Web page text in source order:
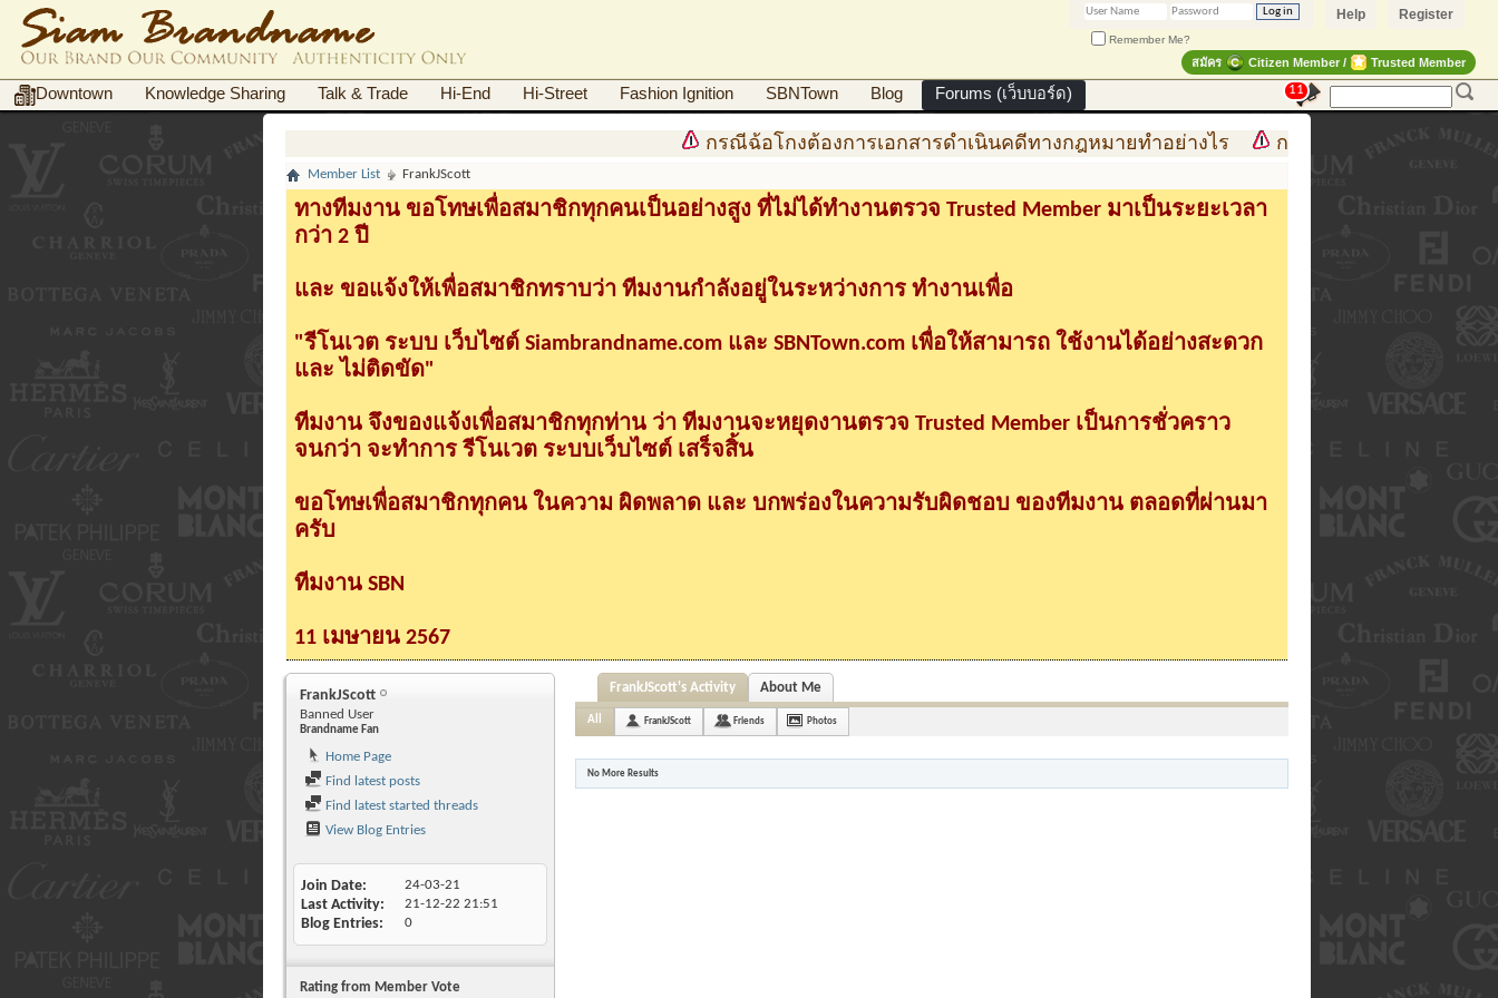
Register
Help
Remember Me?
สมัคร Citizen Member / Trusted Member
Downtown Knowledge Sharing Talk & Trade Hi-End Hi-Street Fashion Ignition SBNTown Blog Forums (เว็บบอร์ด) 11
กรณีฉ้อโกงต้องการเอกสารดำเนินคดีทางกฎหมายทำอย่างไร การสร้าง สินค้าแฟชั่น สู่สิน
Member List FrankJScott
ทางทีมงาน ขอโทษเพื่อสมาชิกทุกคนเป็นอย่างสูง ที่ไม่ได้ทำงานตรวจ Trusted Member มาเป็นระยะเวลา
กว่า 2 ปี
และ ขอแจ้งให้เพื่อสมาชิกทราบว่า ทีมงานกำลังอยู่ในระหว่างการ ทำงานเพื่อ
"รีโนเวต ระบบ เว็บไซต์ Siambrandname.com และ SBNTown.com เพื่อให้สามารถ ใช้งานได้อย่างสะดวก
และ ไม่ติดขัด"
ทีมงาน จึงของแจ้งเพื่อสมาชิกทุกท่าน ว่า ทีมงานจะหยุดงานตรวจ Trusted Member เป็นการชั่วคราว
จนกว่า จะทำการ รีโนเวต ระบบเว็บไซต์ เสร็จสิ้น
ขอโทษเพื่อสมาชิกทุกคน ในความ ผิดพลาด และ บกพร่องในความรับผิดชอบ ของทีมงาน ตลอดที่ผ่านมา
ครับ
ทีมงาน SBN
11 เมษายน 2567
FrankJScott
Banned User
Brandname Fan
Home Page
Find latest posts
Find latest started threads
View Blog Entries
Join Date 24-03-21
Last Activity 21-12-22 21:51
Blog Entries 0
Rating from Member Vote
FrankJScott's Activity About Me
All FrankJScott Friends Photos
No More Results